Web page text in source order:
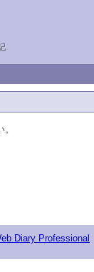
Diary Professional